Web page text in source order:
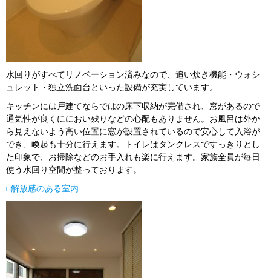
水回りがすべてリノベーション済みなので、追い炊き機能・ウォシ
ュレット・独立洗面台といった設備が充実しています。
キッチンには戸建てならではの床下収納が完備され、窓があるので
通気性が良くににおい残りなどの心配もありません。お風呂は外か
ら見えないよう高い位置に窓が設置されているので安心して入浴が
でき、喚起も十分に行えます。トイレはタンクレスですっきりとし
た印象で、お掃除などのお手入れも楽に行えます。家族全員が毎日
使う水回り空間が整っております。
□解放感のある室内